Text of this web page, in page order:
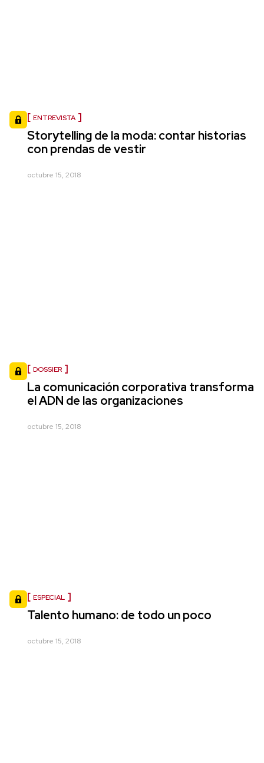
ENTREVISTA
Storytelling de la moda: contar historias
con prendas de vestir
octubre 15, 2018
DOSSIER
La comunicación corporativa transforma
el ADN de las organizaciones
octubre 15, 2018
ESPECIAL
Talento humano: de todo un poco
octubre 15, 2018